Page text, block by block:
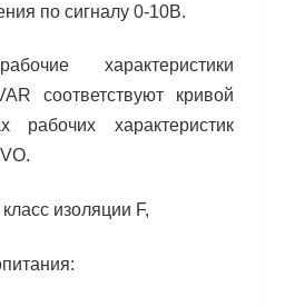
по сигналу 0-10В.
характеристики
соответствуют кривой
рабочих характеристик
изоляции F,